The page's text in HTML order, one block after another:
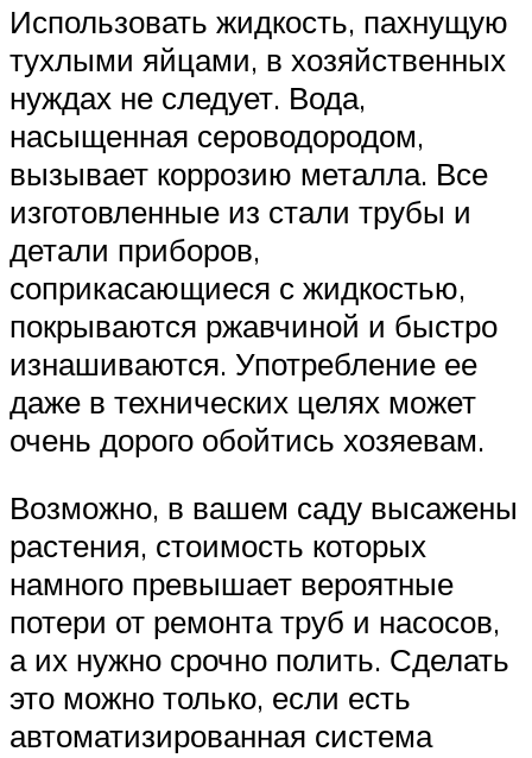
Использовать жидкость, пахнущую
тухлыми яйцами, в хозяйственных
нуждах не следует. Вода,
насыщенная сероводородом,
вызывает коррозию металла. Все
изготовленные из стали трубы и
детали приборов,
соприкасающиеся с жидкостью,
покрываются ржавчиной и быстро
изнашиваются. Употребление ее
даже в технических целях может
очень дорого обойтись хозяевам.
Возможно, в вашем саду высажены
растения, стоимость которых
намного превышает вероятные
потери от ремонта труб и насосов,
а их нужно срочно полить. Сделать
это можно только, если есть
автоматизированная система